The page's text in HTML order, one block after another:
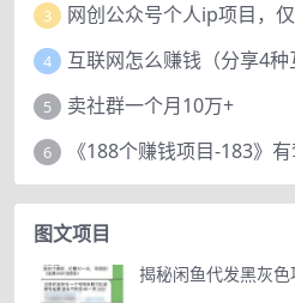
3
4 互联网怎么赚钱（分享4种
5 卖社群一个月10万+
6
图文项目
揭秘闲鱼代发黑灰